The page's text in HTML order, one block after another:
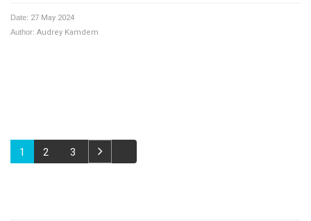
Date: 27 May 2024
Author: Audrey Kamdem
1 2 3